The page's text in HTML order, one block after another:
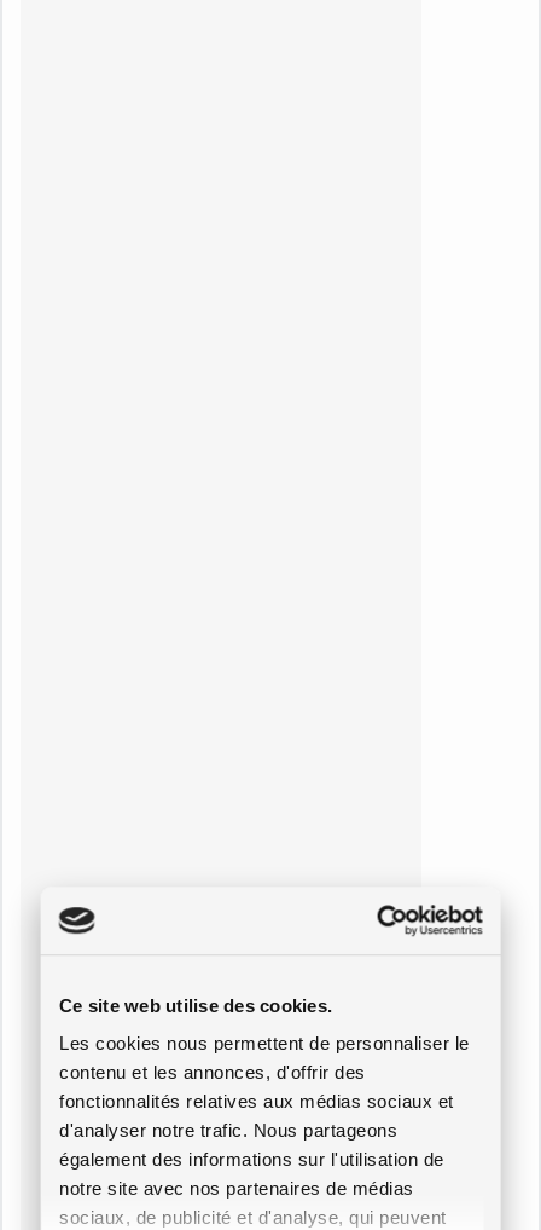
Ce site web utilise des cookies.
Les cookies nous permettent de personnaliser le
contenu et les annonces, d'offrir des
fonctionnalités relatives aux médias sociaux et
d'analyser notre trafic. Nous partageons
également des informations sur l'utilisation de
notre site avec nos partenaires de médias
sociaux, de publicité et d'analyse, qui peuvent